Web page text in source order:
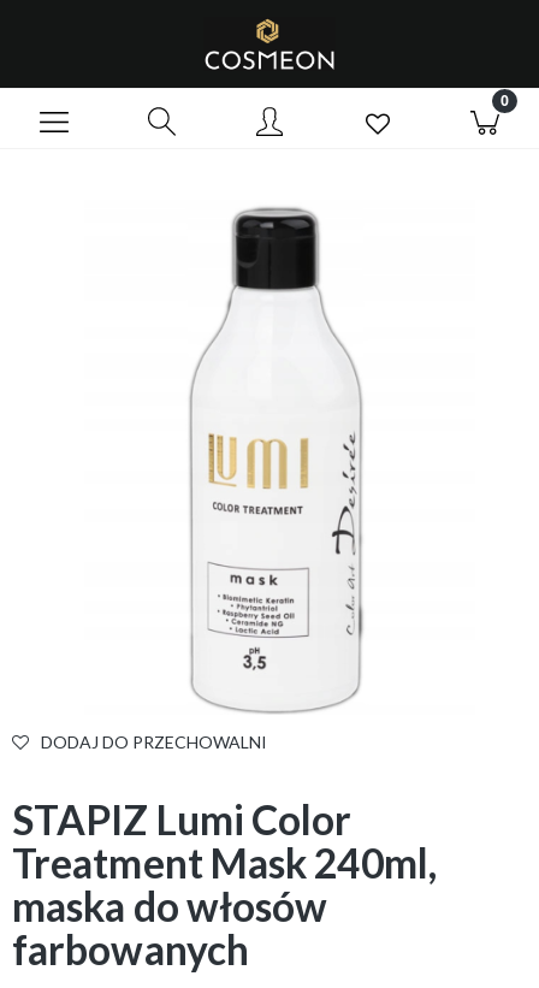
DODAJ DO PRZECHOWALNI
STAPIZ Lumi Color
Treatment Mask 240ml,
maska do włosów
farbowanych